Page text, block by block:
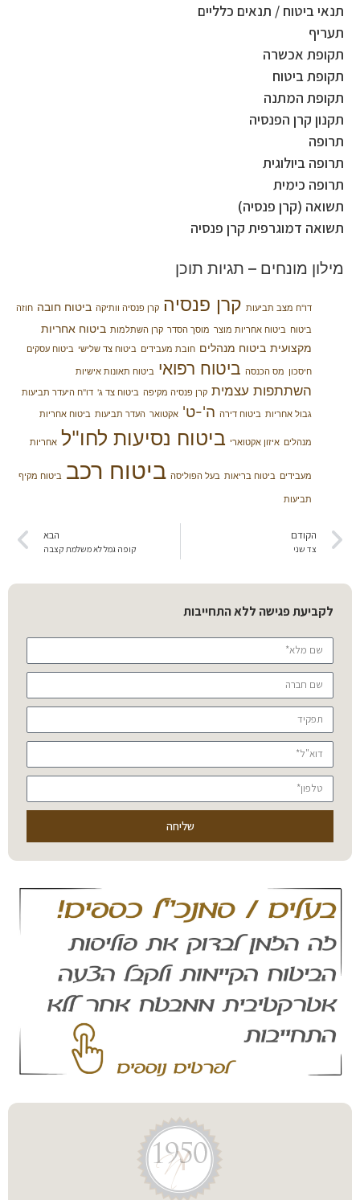
תנאי ביטוח / תנאים כלליים
תעריף
תקופת אכשרה
תקופת ביטוח
תקופת המתנה
תקנון קרן הפנסיה
תרופה
תרופה ביולוגית
תרופה כימית
תשואה (קרן פנסיה)
תשואה דמוגרפית קרן פנסיה
מילון מונחים – תגיות תוכן
דו"ח מצב תביעות קרן פנסיה קרן פנסיה וותיקה ביטוח חובה חוזה
ביטוח ביטוח אחריות מוצר מוסך הסדר קרן השתלמות ביטוח אחריות
מקצועית ביטוח מנהלים חובת מעבידים ביטוח צד שלישי ביטוח עסקים
חיסכון מס הכנסה ביטוח רפואי ביטוח תאונות אישיות
השתתפות עצמית קרן פנסיה מקיפה ביטוח צד ג' דו"ח היעדר תביעות
גבול אחריות ביטוח דירה ה'-ט' אקטואר העדר תביעות ביטוח אחריות
מנהלים איזון אקטוארי ביטוח נסיעות לחו"ל אחריות
מעבידים ביטוח בריאות בעל הפוליסה ביטוח רכב ביטוח מקיף
תביעות
הקודם
צד שני
הבא
קופה גמל לא משלמת קצבה
לקביעת פגישה ללא התחייבות
שליחה